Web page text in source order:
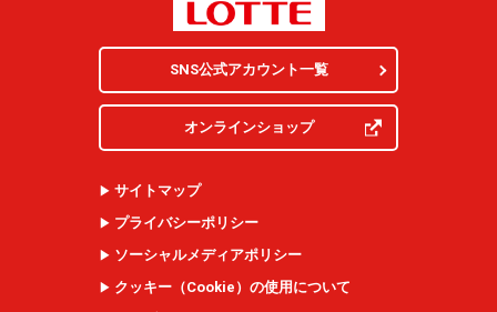
SNS公式アカウント一覧
オンラインショップ
サイトマップ
プライバシーポリシー
ソーシャルメディアポリシー
クッキー（Cookie ）の使用について